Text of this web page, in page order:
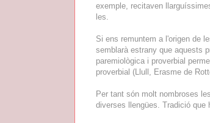
exemple, recitaven
les.
Si ens remuntem a l'origen de
semblarà estrany que aquests
paremiològica i proverbial
proverbial (Llull, Erasme de
Per tant són molt nombroses
diverses llengües. Tradició que